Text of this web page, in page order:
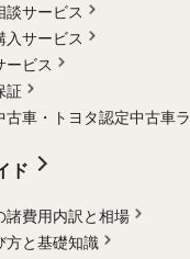
談サービス
入サービス
ービス
証
古車・
トヨタ認定中古車
ド
諸費用内訳と相場
方と基礎知識